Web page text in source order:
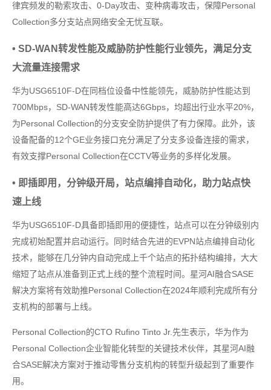
律宾频发的勒索攻击、0-Day攻击、变种病毒攻击，保障Personal
Collection多分支站点网络安全无忧互联。
• SD-WAN转发性能及威胁防护性能行业领先，满足分支
大流量连接需求
华为USG6510F-D在同档位设备中性能领先，威胁防护性能达到
700Mbps，SD-WAN转发性能高达6Gbps，均超出行业水平20%，
为Personal Collection的分支安全防护提供了有力保障。此外，该
设备配备的12个GE业务接口充分满足了分支多设备连接的需求，
有效支撑Personal Collection在CCTV等业务的多样化发展。
• 即插即用，分钟级开局，站点编排自动化，助力站点快
速上线
华为USG6510F-D具备即插即用的便捷性，站点可以在分钟级别内
完成初始配置并启动运行。同时结合先进的EVPN站点编排自动化
技术，能够在几分钟内自动完成上千个站点的拓扑结构编排，大大
缩短了站点从准备到正式上线的整个流程时间。星河AI融合SASE
解决方案将有效助推Personal Collection在2024年顺利完成所有分
支机构的部署与上线。
Personal Collection的CTO Rufino Tinto Jr.先生表示，华为作为
Personal Collection企业智能化转型的关键技术伙伴，其星河AI融
合SASE解决方案对于推动零售分支机构的转型升级起到了重要作
用。